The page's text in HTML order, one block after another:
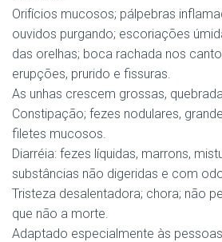
Orifícios mucosos; pálpebras
ouvidos purgando; escoriações
das orelhas; boca rachada nos
erupções, prurido e fissuras.
As unhas crescem grossas,
Constipação; fezes nodulares,
filetes mucosos.
Diarréia: fezes líquidas, marrons,
substâncias não digeridas e com
Tristeza desalentadora; chora; não
que não a morte.
Adaptado especialmente às